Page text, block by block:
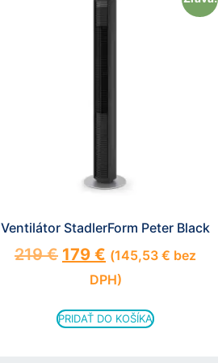
Ventilátor StadlerForm Peter Black
219€ 179 € (145,53 € bez
DPH)
PRIDAŤ DO KOŠÍKA